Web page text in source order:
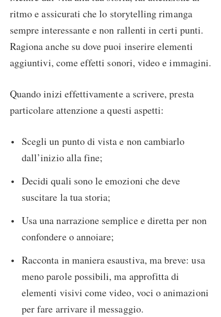
ritmo e assicurati che lo storytelling rimanga
sempre interessante e non rallenti in certi punti.
Ragiona anche su dove puoi inserire elementi
aggiuntivi, come effetti sonori, video e immagini.
Quando inizi effettivamente a scrivere, presta
particolare attenzione a questi aspetti:
Scegli un punto di vista e non cambiarlo
dall’inizio alla fine;
Decidi quali sono le emozioni che deve
suscitare la tua storia;
Usa una narrazione semplice e diretta per non
confondere o annoiare;
Racconta in maniera esaustiva, ma breve: usa
meno parole possibili, ma approfitta di
elementi visivi come video, voci o animazioni
per fare arrivare il messaggio.